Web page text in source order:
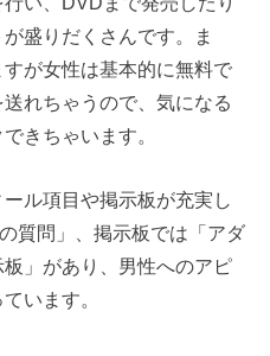
盛りだくさんです。ま
が女性は基本的に無料で
れちゃうので、気になる
きちゃいます。
ル項目や掲示板が充実し
質問」、掲示板では「アダ
」があり、男性へのアピ
います。